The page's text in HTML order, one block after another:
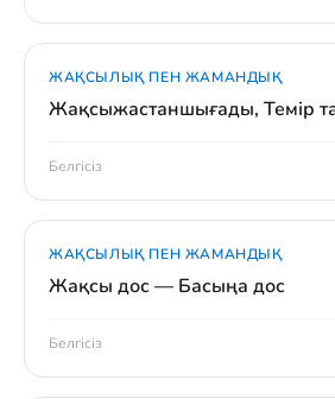
ЖАҚСЫЛЫҚ ПЕН ЖАМАНДЫҚ
Жақсыжастаншығады, Темір
Белгісіз
ЖАҚСЫЛЫҚ ПЕН ЖАМАНДЫҚ
Жақсы дос — Басыңа дос
Белгісіз